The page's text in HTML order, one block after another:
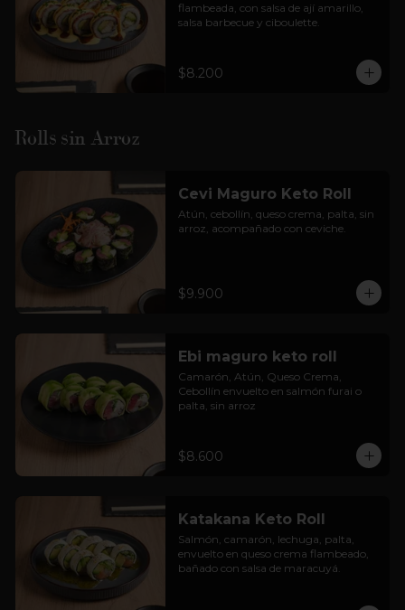
flambeada, con salsa de ají amarillo,
salsa barbecue y ciboulette.
$8.200
Rolls sin Arroz
Cevi Maguro Keto Roll
Atún, cebollín, queso crema, palta, sin
arroz, acompañado con ceviche.
$9.900
Ebi maguro keto roll
Camarón, Atún, Queso Crema,
Cebollín envuelto en salmón furai o
palta, sin arroz
$8.600
Katakana Keto Roll
Salmón, camarón, lechuga, palta,
envuelto en queso crema flambeado,
bañado con salsa de maracuyá.